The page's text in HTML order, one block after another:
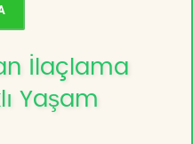
İlaçlama
Yaşam